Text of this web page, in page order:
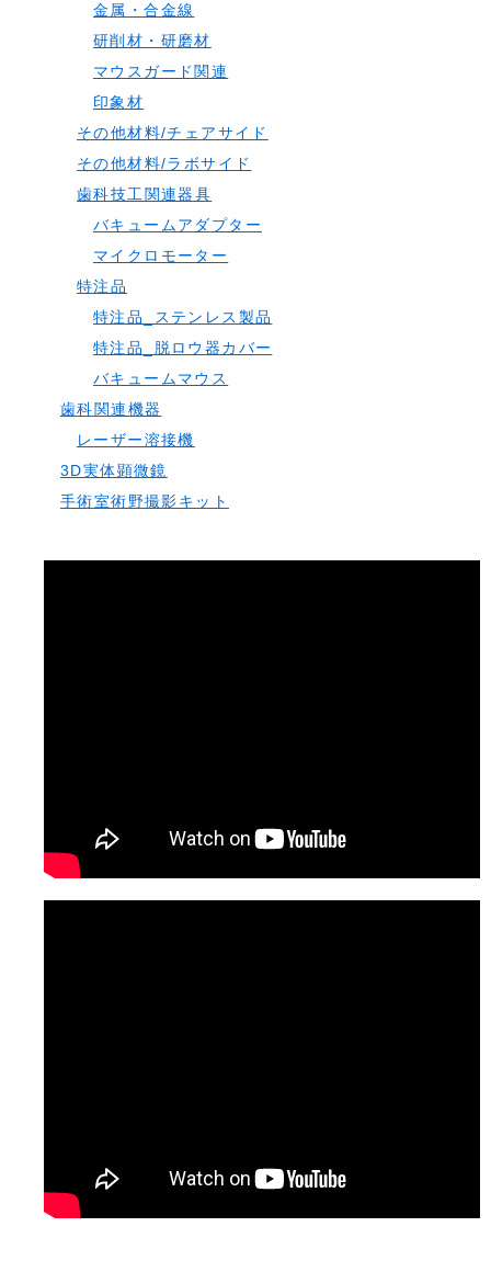
金属・合金線
研削材・研磨材
マウスガード関連
印象材
その他材料/チェアサイド
その他材料/ラボサイド
歯科技工関連器具
バキュームアダプター
マイクロモーター
特注品
特注品_ステンレス製品
特注品_脱ロウ器カバー
バキュームマウス
歯科関連機器
レーザー溶接機
3D実体顕微鏡
手術室術野撮影キット